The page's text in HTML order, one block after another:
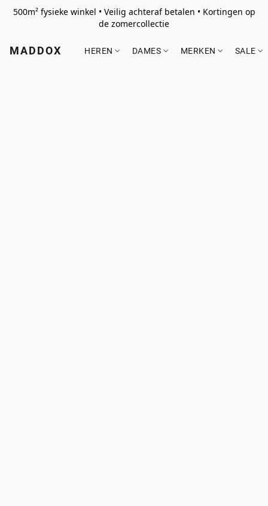
500m² fysieke winkel • Veilig achteraf betalen • Kortingen op
de zomercollectie
MADDOX HEREN DAMES MERKEN SALE